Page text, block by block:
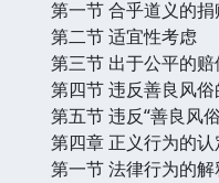
第一节 合乎道义的捐
第二节 适宜性考虑
第三节 出于公平的赔
第四节 违反善良风
第五节 违反“善良风
第四章 正义行为的认
第一节 法律行为的解